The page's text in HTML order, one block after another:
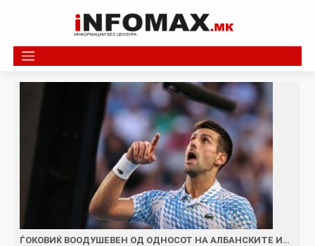
ЃОКОВИЌ ВООДУШЕВЕН ОД ОДНОСОТ НА АЛБАНСКИТЕ И…